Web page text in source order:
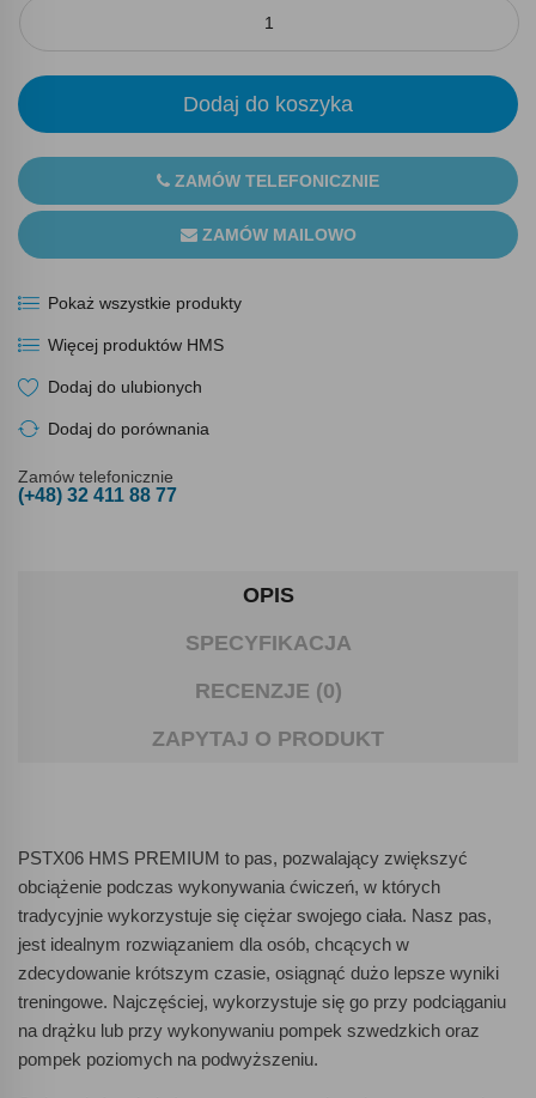
Dodaj do koszyka
ZAMÓW TELEFONICZNIE
ZAMÓW MAILOWO
Pokaż wszystkie produkty
Więcej produktów HMS
Dodaj do ulubionych
Dodaj do porównania
Zamów telefonicznie
(+48) 32 411 88 77
OPIS
SPECYFIKACJA
RECENZJE (0)
ZAPYTAJ O PRODUKT
PSTX06 HMS PREMIUM to pas, pozwalający zwiększyć
obciążenie podczas wykonywania ćwiczeń, w których
tradycyjnie wykorzystuje się ciężar swojego ciała. Nasz pas,
jest idealnym rozwiązaniem dla osób, chcących w
zdecydowanie krótszym czasie, osiągnąć dużo lepsze wyniki
treningowe. Najczęściej, wykorzystuje się go przy podciąganiu
na drążku lub przy wykonywaniu pompek szwedzkich oraz
pompek poziomych na podwyższeniu.